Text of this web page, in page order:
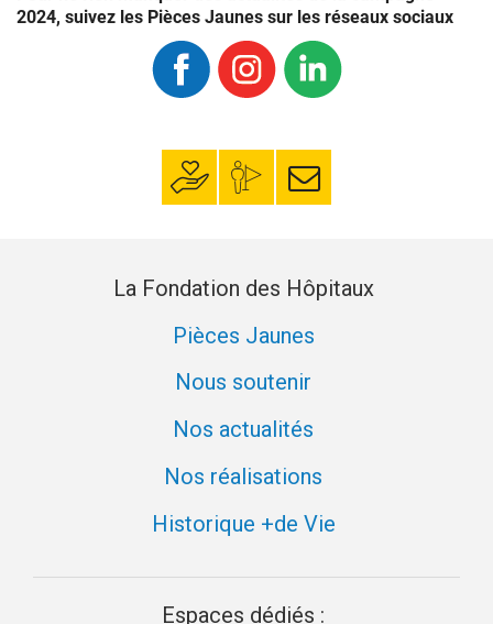
2024, suivez les Pièces Jaunes sur les réseaux sociaux
Faire un donMon espace
donateur
S’inscrire à la
newsletter
La Fondation des Hôpitaux
Pièces Jaunes
Nous soutenir
Nos actualités
Nos réalisations
Historique +de Vie
Espaces dédiés :